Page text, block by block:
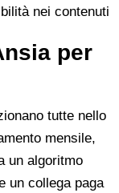
nei contenuti
per
tutte nello
mensile,
un algoritmo
un collega paga